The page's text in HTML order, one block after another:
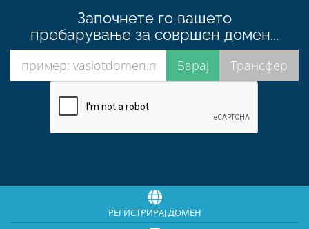
Започнете го вашето
пребарување за совршен домен...
РЕГИСТРИРАЈ ДОМЕН